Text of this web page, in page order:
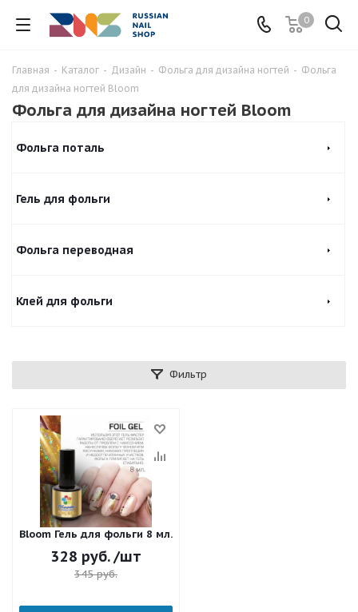
0
Главная - Каталог - Дизайн - Фольга для дизайна ногтей - Фольга
для дизайна ногтей Bloom
Фольга для дизайна ногтей Bloom
Фольга поталь
Гель для фольги
Фольга переводная
Клей для фольги
Фильтр
Bloom Гель для фольги 8 мл.
328 руб. /шт
345руб.